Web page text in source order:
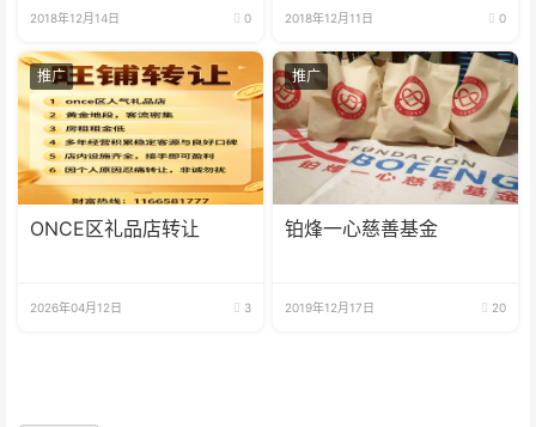
2018年12月14日 0 2018年12月11日 0
推广
ONCE区礼品店转让
2026年04月12日 3
推广
铂烽一心慈善基金
2019年12月17日 20